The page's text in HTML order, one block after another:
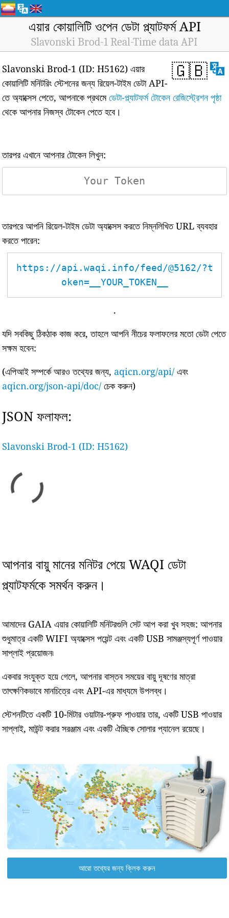
এয়ার কোয়ালিটি ওপেন ডেটা প্ল্যাটফর্ম API
Slavonski Brod-1 Real-Time data API
🇬🇧
Slavonski Brod-1 (ID: H5162) এয়ার
কোয়ালিটি মনিটরিং স্টেশনের জন্য রিয়েল-টাইম ডেটা API-
তে অ্যাক্সেস পেতে, আপনাকে প্রথমেডেটা-প্ল্যাটফর্ম টোকেন রেজিস্ট্রেশন পৃষ্ঠা
থেকে আপনার নিজস্ব টোকেন পেতে হবে।
তারপর এখানে আপনার টোকেন লিখুন:
তারপরে আপনি রিয়েল-টাইম ডেটা অ্যাক্সেস করতে নিম্নলিখিত URL ব্যবহার
করতে পারেন:
https://api.waqi.info/feed/@5162/?t
oken=__YOUR_TOKEN__
.
যদি সবকিছু ঠিকঠাক কাজ করে, তাহলে আপনি নীচের ফলাফলের মতো ডেটা পেতে
সক্ষম হবেন:
(এপিআই সম্পর্কে আরও তথ্যের জন্য, aqicn.org/api/ এবং
aqicn.org/json-api/doc/ চেক করুন)
JSON ফলাফল:
Slavonski Brod-1 (ID: H5162)
আপনার বায়ু মানের মনিটর পেয়ে WAQI ডেটা
প্ল্যাটফর্মকে সমর্থন করুন।
আমাদের GAIA এয়ার কোয়ালিটি মনিটরগুলি সেট আপ করা খুব সহজ: আপনার
শুধুমাত্র একটি WIFI অ্যাক্সেস পয়েন্ট এবং একটি USB সামঞ্জস্যপূর্ণ পাওয়ার
সাপ্লাই প্রয়োজন৷
একবার সংযুক্ত হয়ে গেলে, আপনার বাস্তব সময়ের বায়ু দূষণের মাত্রা
তাৎক্ষণিকভাবে মানচিত্রে এবং API-এর মাধ্যমে উপলব্ধ।
স্টেশনটিতে একটি 10-মিটার ওয়াটার-প্রুফ পাওয়ার তার, একটি USB পাওয়ার
সাপ্লাই, মাউন্ট করার সরঞ্জাম এবং একটি ঐচ্ছিক সোলার প্যানেল রয়েছে।
আরো তথ্যের জন্য ক্লিক করুন